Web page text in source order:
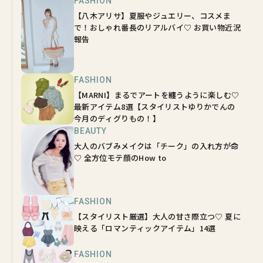
【八木アリサ】夏服やジュエリー、コスメま
で！おしゃれ番長のリアルバイ♡ お買い物近況
報告
FASHION
【MARNI】まるでアートを纏うように楽しむ♡
最新アイテム8選【スタイリストゆりかでんの
今月のディグりもの！】
BEAUTY
大人のバブみメイクは「チーク」の入れ方が命
♡ 全方位モテ顔のHow to
FASHION
【スタイリスト厳選】大人の甘さ際立つ♡ 夏に
映える「ロマンティックアイテム」14選
FASHION